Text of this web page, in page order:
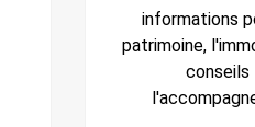
informations
patrimoine,
conseils